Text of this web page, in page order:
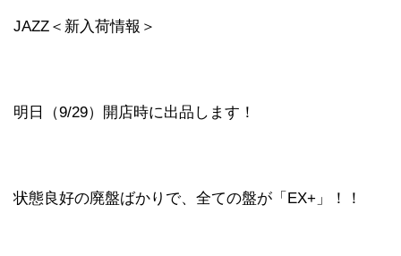
JAZZ＜新入荷情報＞
明日（9/29）開店時に出品します！
状態良好の廃盤ばかりで、全ての盤が「EX+」！！